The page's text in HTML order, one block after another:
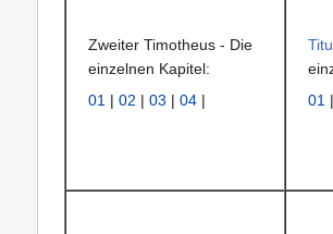
Zweiter Timotheus - Die
einzelnen Kapitel:
01 | 02 | 03 | 04 |
01